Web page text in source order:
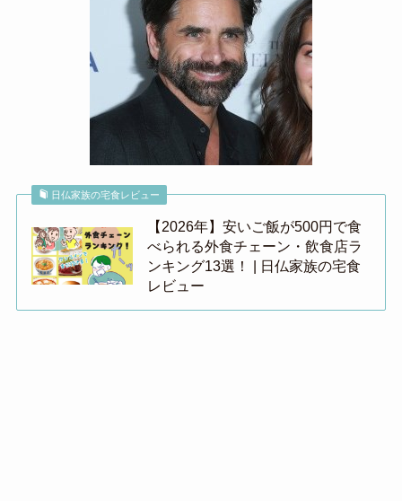
日仏家族の宅食レビュー
【2026年】安いご飯が500円で食
べられる外食チェーン・飲食店ラ
ンキング13選！ | 日仏家族の宅食
レビュー